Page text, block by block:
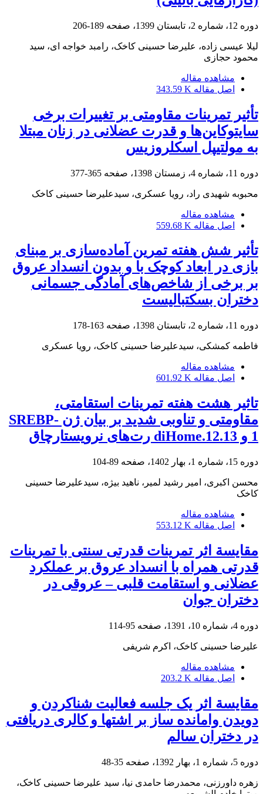
دوره 12، شماره 2، تابستان 1399، صفحه 189-206
لیلا عیسی زاده، علیرضا حسینی کاخک، رامبد خواجه ای، سید
محمود حجازی
مشاهده مقاله
اصل مقاله 343.59 K
تأثیر تمرینات مقاومتی بر تغییرات برخی
سایتوکاین‌ها و قدرت عضلانی در زنان مبتلا
به مولتیپل اسکلروزیس
دوره 11، شماره 4، زمستان 1398، صفحه 365-377
محبوبه شهیدی راد، رویا عسکری، سیدعلیرضا حسینی کاخک
مشاهده مقاله
اصل مقاله 559.68 K
تأثیر شش هفته تمرین آماده‌سازی بر مبنای
بازی در ابعاد کوچک با و بدون انسداد عروق
بر برخی از شاخص‌های آمادگی جسمانی
دختران بسکتبالیست
دوره 11، شماره 2، تابستان 1398، صفحه 163-178
فاطمه کمشکی، سیدعلیرضا حسینی کاخک، رویا عسکری
مشاهده مقاله
اصل مقاله 601.92 K
تاثیر هشت هفته تمرینات استقامتی،
مقاومتی و تناوبی شدید بر بیان ژن SREBP-
1 و 12.13.diHome رت‌های نرویستارچاق
دوره 15، شماره 1، بهار 1402، صفحه 89-104
محسن اکبری، امیر رشید لمیر، ناهید بیژه، سیدعلیرضا حسینی
کاخک
مشاهده مقاله
اصل مقاله 553.12 K
مقایسة اثر تمرینات قدرتی سنتی با تمرینات
قدرتی همراه با انسداد عروق بر عملکرد
عضلانی و استقامت قلبی – عروقی در
دختران جوان
دوره 4، شماره 10، 1391، صفحه 95-114
علیرضا حسینی کاخک، اکرم شریفی
مشاهده مقاله
اصل مقاله 203.2 K
مقایسة اثر یک جلسه فعالیت شناکردن و
دویدن وامانده ساز بر اشتها و کالری دریافتی
در دختران سالم
دوره 5، شماره 1، بهار 1392، صفحه 35-48
زهره داورزنی، محمدرضا حامدی نیا، سید علیرضا حسینی کاخک،